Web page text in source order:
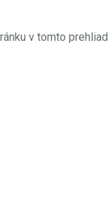
v tomto